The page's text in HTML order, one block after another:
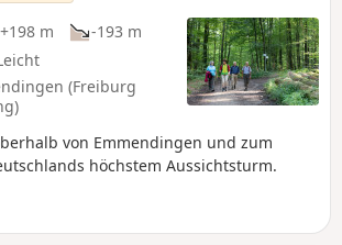
erreichen Sie wieder den
und enden am Bahnhof in
+198 m
-193 m
(Freiburg
von Emmendingen und zum
höchstem Aussichtsturm.